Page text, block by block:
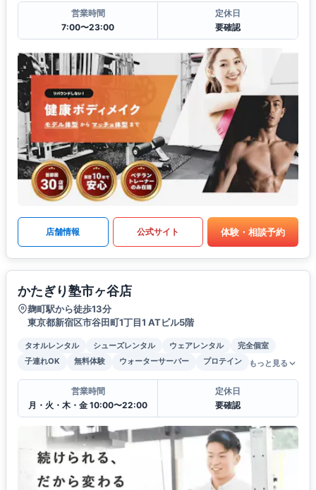
営業時間
7:00〜23:00
定休日
要確認
店舗情報 公式サイト 体験・相談予約
かたぎり塾市ヶ谷店
麹町駅から徒歩13分
東京都新宿区市谷田町1丁目1 ATビル5階
タオルレンタル シューズレンタル ウェアレンタル
完全個室
子連れOK
無料体験 ウォーターサーバー プロテイン もっと見る
営業時間
月・火・木・金 10:00〜22:00
定休日
要確認